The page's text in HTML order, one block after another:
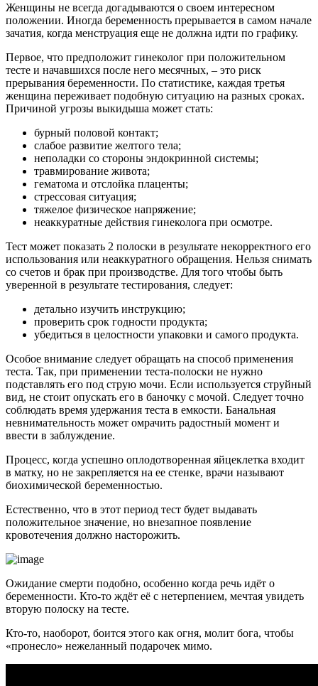
Женщины не всегда догадываются о своем интересном
положении. Иногда беременность прерывается в самом начале
зачатия, когда менструация еще не должна идти по графику.
Первое, что предположит гинеколог при положительном
тесте и начавшихся после него месячных, – это риск
прерывания беременности. По статистике, каждая третья
женщина переживает подобную ситуацию на разных сроках.
Причиной угрозы выкидыша может стать:
бурный половой контакт;
слабое развитие желтого тела;
неполадки со стороны эндокринной системы;
травмирование живота;
гематома и отслойка плаценты;
стрессовая ситуация;
тяжелое физическое напряжение;
неаккуратные действия гинеколога при осмотре.
Тест может показать 2 полоски в результате некорректного его
использования или неаккуратного обращения. Нельзя снимать
со счетов и брак при производстве. Для того чтобы быть
уверенной в результате тестирования, следует:
детально изучить инструкцию;
проверить срок годности продукта;
убедиться в целостности упаковки и самого продукта.
Особое внимание следует обращать на способ применения
теста. Так, при применении теста-полоски не нужно
подставлять его под струю мочи. Если используется струйный
вид, не стоит опускать его в баночку с мочой. Следует точно
соблюдать время удержания теста в емкости. Банальная
невнимательность может омрачить радостный момент и
ввести в заблуждение.
Процесс, когда успешно оплодотворенная яйцеклетка входит
в матку, но не закрепляется на ее стенке, врачи называют
биохимической беременностью.
Естественно, что в этот период тест будет выдавать
положительное значение, но внезапное появление
кровотечения должно насторожить.
Ожидание смерти подобно, особенно когда речь идёт о
беременности. Кто-то ждёт её с нетерпением, мечтая увидеть
вторую полоску на тесте.
Кто-то, наоборот, боится этого как огня, молит бога, чтобы
«пронесло» нежеланный подарочек мимо.